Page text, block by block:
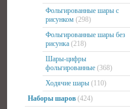
Фольгированные шары с
рисунком (298)
Фольгированные шары без
рисунка (218)
Шары-цифры
фольгированные (368)
Ходячие шары (110)
Наборы шаров (424)